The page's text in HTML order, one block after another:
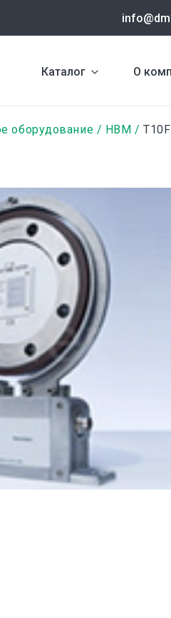
Каталог О
оборудование HBM T10F